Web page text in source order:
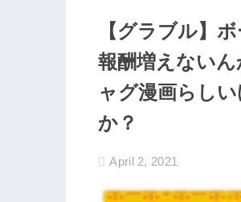
【グラブル】
報酬増えない
ャグ漫画らし
か？
April 2, 2021